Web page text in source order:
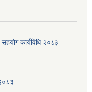
कार्यविधि २०८३